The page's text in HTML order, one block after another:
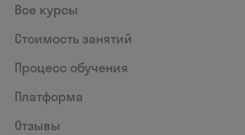
Все курсы
Стоимость занятий
Процесс обучения
Платформа
Отзывы